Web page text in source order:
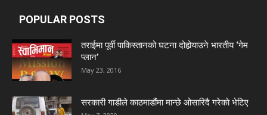
POPULAR POSTS
तराईमा पूर्वी पाकिस्तानको घटना दोहोर्‍याउने भारतीय ‘गेम
प्लान’
May 23, 2016
सरकारी गाडीले काठमाडौंमा मान्छे ओसारिदै गरेकाे भेटिए